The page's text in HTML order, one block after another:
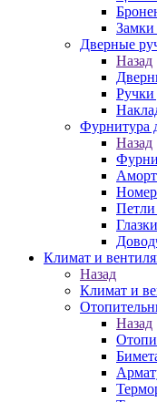
Замки
Дверные
Назад
Ручки
Фурнитура
Назад
Климат и
Назад
Климат и
Назад